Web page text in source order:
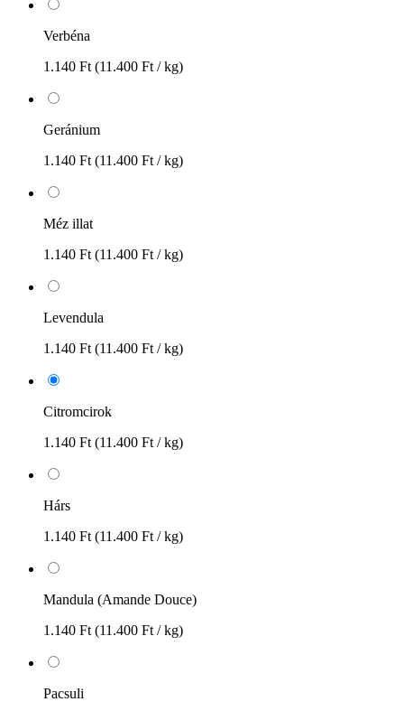
Verbéna
1.140 Ft (11.400 Ft / kg)
Geránium
1.140 Ft (11.400 Ft / kg)
Méz illat
1.140 Ft (11.400 Ft / kg)
Levendula
1.140 Ft (11.400 Ft / kg)
Citromcirok
1.140 Ft (11.400 Ft / kg)
Hárs
1.140 Ft (11.400 Ft / kg)
Mandula (Amande Douce)
1.140 Ft (11.400 Ft / kg)
Pacsuli